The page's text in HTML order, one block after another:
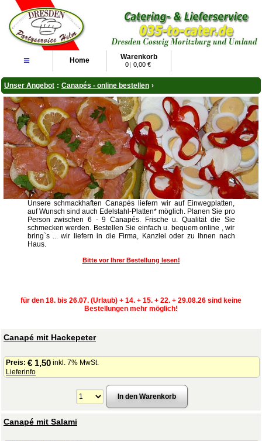
≡ Home Warenkorb
0 | 0,00 €
Unser Angebot : Canapés - online bestellen ›
Unsere schmackhaften Canapés liefern wir auf Einwegplatten,
auf Wunsch sind auch Edelstahl-Platten* möglich. Planen Sie pro
Person zwischen 6 - 9 Canapés. Frische u. Qualität die Sie
schmecken werden. Bestellen Sie einfach u. bequem online , wir
bring`s ... wir liefern in die Firma, Kanzlei oder zu Ihnen nach
Haus.
Bitte vor Ihrer Bestellung lesen!
für den 18. bis 26.07. (Urlaub) + 14. + 15. + 22. + 29.08.26 sind keine
Bestellungen mehr möglich!
Canapé mit Hackepeter
Preis: € 1,50 inkl. 7% MwSt.
Lieferinfo
Canapé mit Salami